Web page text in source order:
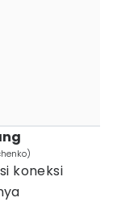
koneksi